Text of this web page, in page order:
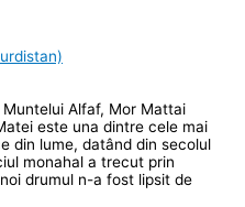
Alfaf, Mor Mattai
este una dintre cele mai
din lume, datând din secolul
monahal a trecut prin
drumul n-a fost lipsit de